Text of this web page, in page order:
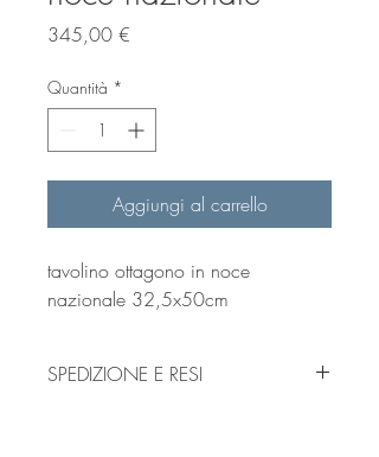
345,00 €
Quantità *
Aggiungi al carrello
tavolino ottagono in noce
nazionale 32,5x50cm
SPEDIZIONE E RESI